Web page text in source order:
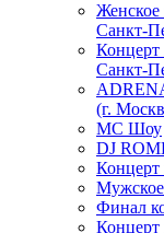
Женское
Санкт-
Концерт
Санкт-
(г.
MC Шоу
DJ
Мужское
Финал